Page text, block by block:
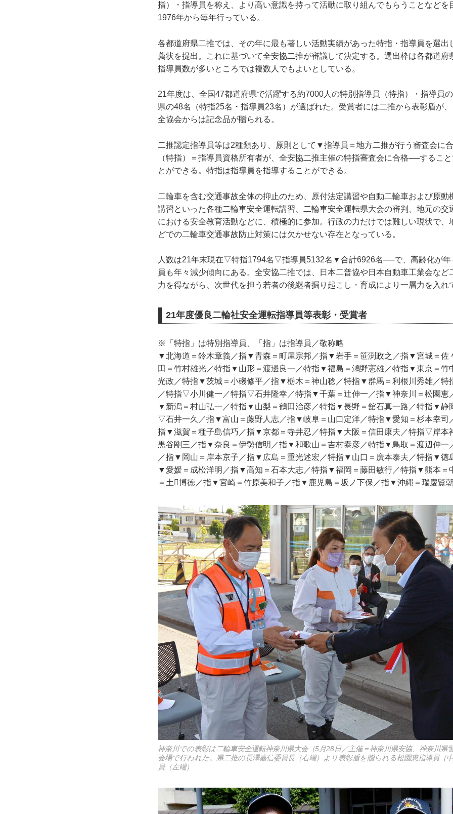
指）・指導員を称え、より高い意識を持って活動に取り組んでもらうことなどを
1976年から毎年行っている。
各都道府県二推では、その年に最も著しい活動実績があった特指・指導員を選出
薦状を提出。これに基づいて全安協二推が審議して決定する。選出枠は各都道府
指導員数が多いところでは複数人でもよいとしている。
21年度は、全国47都道府県で活躍する約7000人の特別指導員（特指）・指導員
県の48名（特指25名・指導員23名）が選ばれた。受賞者には二推から表彰盾が
全協会からは記念品が贈られる。
二推認定指導員等は2種類あり、原則として▼指導員＝地方二推が行う審査会に
（特指）＝指導員資格所有者が、全安協二推主催の特指審査会に合格──するこ
とができる。特指は指導員を指導することができる。
二輪車を含む交通事故全体の抑止のため、原付法定講習や自動二輪車および原動
講習といった各種二輪車安全運転講習、二輪車安全運転県大会の審判、地元の交
における安全教育活動などに、積極的に参加。行政の力だけでは難しい現状で、
どでの二輪車交通事故防止対策には欠かせない存在となっている。
人数は21年末現在▽特指1794名▽指導員5132名▼合計6926名──で、高齢化が年
員も年々減少傾向にある。全安協二推では、日本二普協や日本自動車工業会など
力を得ながら、次世代を担う若者の後継者掘り起こし・育成により一層力を入れ
21年度優良二輪社安全運転指導員等表彰・受賞者
※「特指」は特別指導員、「指」は指導員／敬称略
▼北海道＝鈴木章義／指▼青森＝町屋宗邦／指▼岩手＝笹渕政之／指▼宮城＝佐
田＝竹村雄光／特指▼山形＝渡邊良一／特指▼福島＝鴻野憲雄／特指▼東京＝竹
光政／特指▼茨城＝小磯修平／指▼栃木＝神山稔／特指▼群馬＝利根川秀雄／特
／特指▽小川健一／特指▽石井隆幸／特指▼千葉＝辻伸一／指▼神奈川＝松園恵
▼新潟＝村山弘一／特指▼山梨＝鶴田治彦／特指▼長野＝舘石真一路／特指▼静
▽石井一久／指▼富山＝藤野人志／指▼岐阜＝山口定洋／特指▼愛知＝杉本幸司
指▼滋賀＝種子島信巧／指▼京都＝寺井忍／特指▼大阪＝信田康夫／特指▽岸本
黒谷剛三／指▼奈良＝伊勢信明／指▼和歌山＝吉村泰彦／特指▼鳥取＝渡辺伸一
／指▼岡山＝岸本京子／指▼広島＝重光述宏／特指▼山口＝廣本泰夫／特指▼徳
▼愛媛＝成松洋明／指▼高知＝石本大志／特指▼福岡＝藤田敏行／特指▼熊本＝
＝土博徳／指▼宮崎＝竹原美和子／指▼鹿児島＝坂ノ下保／指▼沖縄＝瑞慶覧
神奈川での表彰は二輪車安全運転神奈川県大会（5月28日／主催＝神奈川県安協、神奈川県
会場で行われた。県二推の長澤嘉信委員長（右端）より表彰盾を贈られる松園恵指導員（
員（左端）